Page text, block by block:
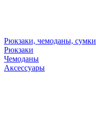
Рюкзаки, чемоданы, сумки
Рюкзаки
Чемоданы
Аксессуары